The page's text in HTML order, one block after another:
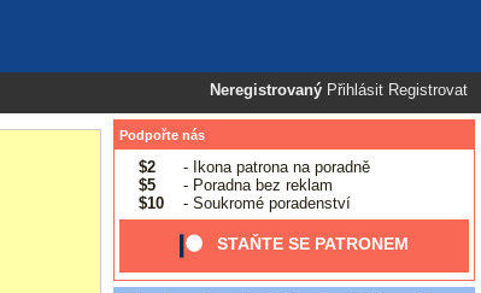
Neregistrovaný Přihlásit Registrovat
Podpořte nás
$2
- Ikona patrona na poradně
$5
- Poradna bez reklam
$10
- Soukromé poradenství
STAŇTE SE PATRONEM